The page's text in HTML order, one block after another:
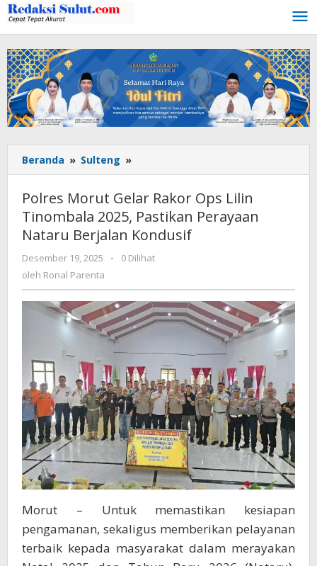
Lewati
ke
konten
Beranda » Sulteng »
Morut
Gelar
Rakor
Ops
Lilin
2025,
Perayaan
Nataru
Berjalan
Polres Morut Gelar Rakor Ops Lilin
Tinombala 2025, Pastikan Perayaan
Nataru Berjalan Kondusif
Desember 19, 2025
oleh
-
0 Dilihat
oleh Ronal Parenta
Morut – Untuk memastikan kesiapan
pengamanan, sekaligus memberikan pelayanan
terbaik kepada masyarakat dalam merayakan